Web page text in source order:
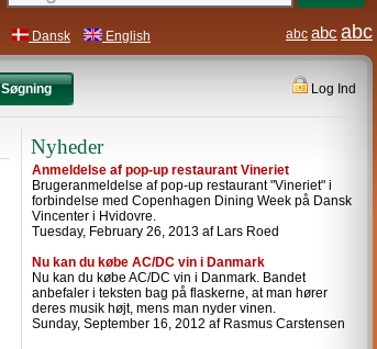
Dansk English abc abc abc
Søgning Log Ind
Nyheder
Anmeldelse af pop-up restaurant Vineriet
Brugeranmeldelse af pop-up restaurant "Vineriet" i
forbindelse med Copenhagen Dining Week på Dansk
Vincenter i Hvidovre.
Tuesday, February 26, 2013 af Lars Roed
Nu kan du købe AC/DC vin i Danmark
Nu kan du købe AC/DC vin i Danmark. Bandet
anbefaler i teksten bag på flaskerne, at man hører
deres musik højt, mens man nyder vinen.
Sunday, September 16, 2012 af Rasmus Carstensen